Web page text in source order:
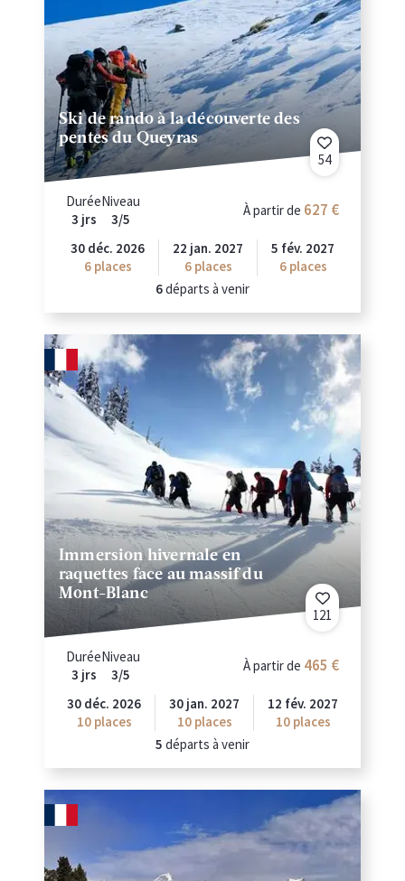
Ski de rando à la découverte des
pentes du Queyras
54
Durée
3 jrs
Niveau
3/5
À partir de 627
30 déc. 2026
6places
22 jan. 2027
6places
5 fév. 2027
6places
6départs à venir
Immersion hivernale en
raquettes face au massif du
Mont-Blanc
121
Durée
3 jrs
Niveau
3/5
À partir de 465
30 déc. 2026
10places
30 jan. 2027
10places
12 fév. 2027
10places
5 départs à venir